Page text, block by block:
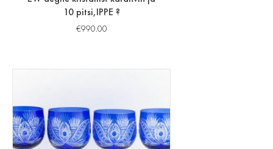
10 pitsi,IPPE ?
€990.00